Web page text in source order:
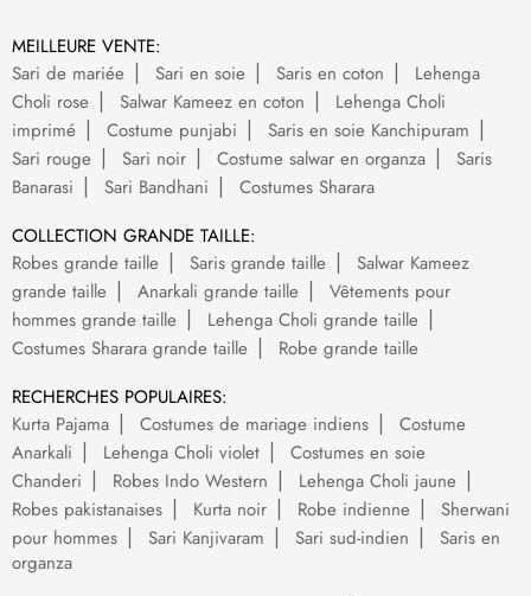
MEILLEURE VENTE:
Sari de mariée
Sari en soie Saris en coton
Lehenga
Choli rose
Salwar Kameez en coton
Lehenga Choli
imprimé
Costume punjabi
Saris en soie Kanchipuram
Sari rouge
Sari noir Costume salwar en organza
Saris
Banarasi
Sari Bandhani
Costumes Sharara
COLLECTION GRANDE TAILLE:
Robes grande taille
Saris grande taille
Salwar Kameez
grande taille
Anarkali grande taille
Vêtements pour
hommes grande taille
Lehenga Choli grande taille
Costumes Sharara grande taille
Robe grande taille
RECHERCHES POPULAIRES:
Kurta Pajama
Costumes de mariage indiens
Costume
Anarkali
Lehenga Choli violet
Costumes en soie
Chanderi
Robes Indo Western
Lehenga Choli jaune
Robes pakistanaises
Kurta noir Robe indienne
Sherwani
pour hommes
Sari Kanjivaram Sari sud-indien
Saris en
organza